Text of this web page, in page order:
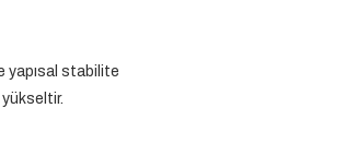
yapısal stabilite
yükseltir.